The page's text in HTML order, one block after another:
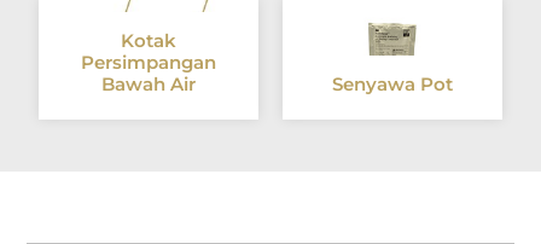
Kotak
Persimpangan
Bawah Air
Senyawa Pot